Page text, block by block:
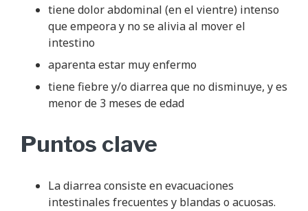
tiene dolor abdominal (en el vientre) intenso
que empeora y no se alivia al mover el
intestino
aparenta estar muy enfermo
tiene fiebre y/o diarrea que no disminuye, y es
menor de 3 meses de edad
Puntos clave
La diarrea consiste en evacuaciones
intestinales frecuentes y blandas o acuosas.